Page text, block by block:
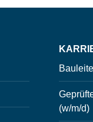
(w/m/d)